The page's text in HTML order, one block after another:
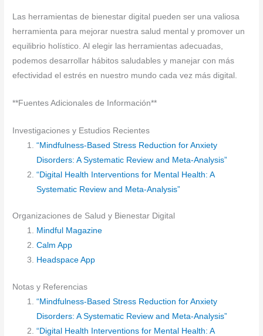
Las herramientas de bienestar digital pueden ser una valiosa
herramienta para mejorar nuestra salud mental y promover un
equilibrio holístico. Al elegir las herramientas adecuadas,
podemos desarrollar hábitos saludables y manejar con más
efectividad el estrés en nuestro mundo cada vez más digital.
**Fuentes Adicionales de Información**
Investigaciones y Estudios Recientes
“Mindfulness-Based Stress Reduction for Anxiety
Disorders: A Systematic Review and Meta-Analysis”
“Digital Health Interventions for Mental Health: A
Systematic Review and Meta-Analysis”
Organizaciones de Salud y Bienestar Digital
Mindful Magazine
Calm App
Headspace App
Notas y Referencias
“Mindfulness-Based Stress Reduction for Anxiety
Disorders: A Systematic Review and Meta-Analysis”
“Digital Health Interventions for Mental Health: A